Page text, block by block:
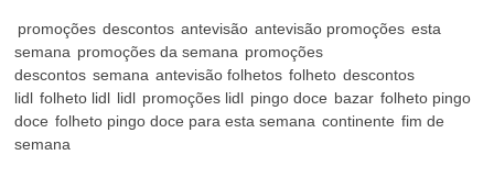
promoções descontos antevisão antevisão promoções esta
semana promoções da semana promoções
descontos semana antevisão folhetos folheto descontos
lidl folheto lidl lidl promoções lidl pingo doce bazar folheto pingo
doce folheto pingo doce para esta semana continente fim de
semana